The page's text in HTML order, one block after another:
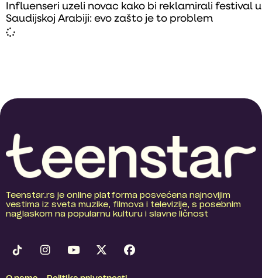
Influenseri uzeli novac kako bi reklamirali festival u
Saudijskoj Arabiji: evo zašto je to problem
Teenstar.rs je online platforma posvećena najnovijim
vestima iz sveta muzike, filmova i televizije, s posebnim
naglaskom na popularnu kulturu i slavne ličnost